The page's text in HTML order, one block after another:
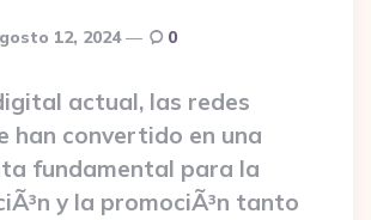
12, 2024 0
actual, las redes
han convertido en una
fundamental para la
y la promociÃ³n tanto